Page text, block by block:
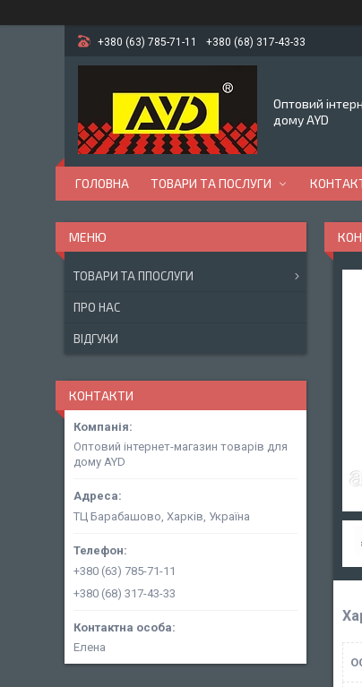
+380 (63) 785-71-11 +380 (68) 317-43-33
Оптовий
дому AYD
ГОЛОВНА ТОВАРИ ТА ПОСЛУГИ
ТОВАРИ ТА ППОСЛУГИ
ПРО НАС
ВІДГУКИ
КОНТАКТИ
Оптовий інтернет-магазин товарів для
дому AYD
ТЦ Барабашово, Харків, Україна
+380 (63) 785-71-11
+380 (68) 317-43-33
Елена